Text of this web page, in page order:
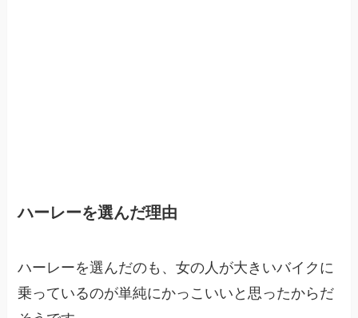
ハーレーを選んだ理由
ハーレーを選んだのも、女の人が大きいバイクに
乗っているのが単純にかっこいいと思ったからだ